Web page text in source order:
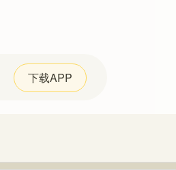
下载APP